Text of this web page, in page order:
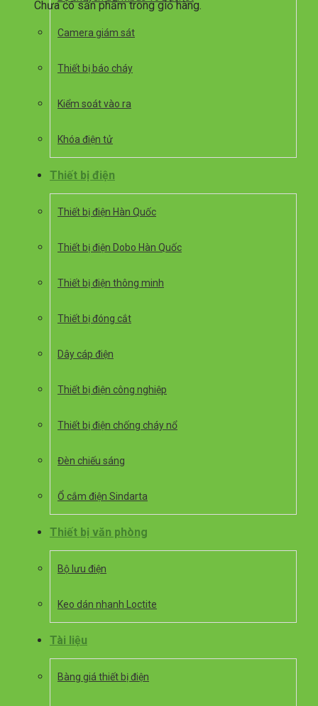
Chưa có sản phẩm trong giỏ hàng.
Camera giám sát
Thiết bị báo cháy
Kiểm soát vào ra
Khóa điện tử
Thiết bị điện
Thiết bị điện Hàn Quốc
Thiết bị điện Dobo Hàn Quốc
Thiết bị điện thông minh
Thiết bị đóng cắt
Dây cáp điện
Thiết bị điện công nghiệp
Thiết bị điện chống cháy nổ
Đèn chiếu sáng
Ổ cắm điện Sindarta
Thiết bị văn phòng
Bộ lưu điện
Keo dán nhanh Loctite
Tài liệu
Bàng giá thiết bị điện